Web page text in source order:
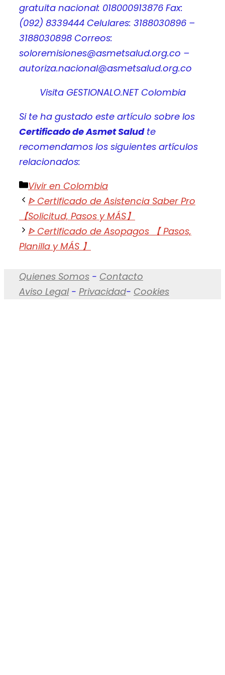
gratuita nacional: 018000913876 Fax:
(092) 8339444 Celulares: 3188030896 –
3188030898 Correos:
soloremisiones@asmetsalud.org.co –
autoriza.nacional@asmetsalud.org.co
Visita GESTIONALO.NET Colombia
Si te ha gustado este artículo sobre los
Certificado de Asmet Saludte
recomendamos los siguientes artículos
relacionados:
Categorías
Vivir en Colombia
ᐈ Certificado de Asistencia Saber Pro
【Solicitud, Pasos y MÁS】
ᐈ Certificado de Asopagos 【 Pasos,
Planilla y MÁS 】
Quienes Somos - Contacto
Aviso Legal- Privacidad- Cookies